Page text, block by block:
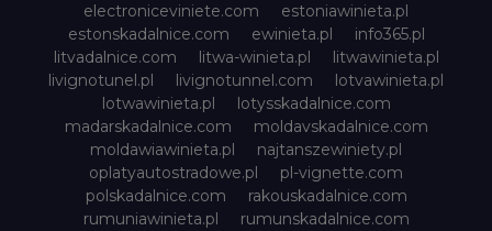
electroniceviniete.com
estoniawinieta.pl
estonskadalnice.com
ewinieta.pl
info365.pl
litvadalnice.com
litwa-winieta.pl
litwawinieta.pl
livignotunel.pl
livignotunnel.com
lotvawinieta.pl
lotwawinieta.pl
lotysskadalnice.com
madarskadalnice.com
moldavskadalnice.com
moldawiawinieta.pl
najtanszewiniety.pl
oplatyautostradowe.pl
pl-vignette.com
polskadalnice.com
rakouskadalnice.com
rumuniawinieta.pl
rumunskadalnice.com